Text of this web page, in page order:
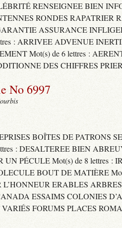
RENSEIGNEE BIEN
RONDES RAPATRIER
ASSURANCE
: ARRIVEE ADVENUE
Mot(s) de 6 lettres :
DES CHIFFRES
No 6997
BOÎTES DE PATRONS
: DESALTEREE BIEN
UN PÉCULE Mot(s) de 8 lettres :
BOUT DE MATIÈRE
ERABLES ARBRES
ESSAIMS COLONIES
VARIÉS FORUMS PLACES